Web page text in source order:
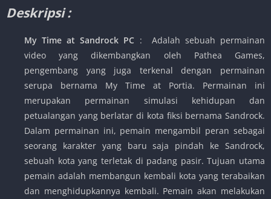
Deskripsi :
My Time at Sandrock PC : Adalah sebuah permainan
video yang dikembangkan oleh Pathea Games,
pengembang yang juga terkenal dengan permainan
serupa bernama My Time at Portia. Permainan ini
merupakan permainan simulasi kehidupan dan
petualangan yang berlatar di kota fiksi bernama Sandrock.
Dalam permainan ini, pemain mengambil peran sebagai
seorang karakter yang baru saja pindah ke Sandrock,
sebuah kota yang terletak di padang pasir. Tujuan utama
pemain adalah membangun kembali kota yang terabaikan
dan menghidupkannya kembali. Pemain akan melakukan